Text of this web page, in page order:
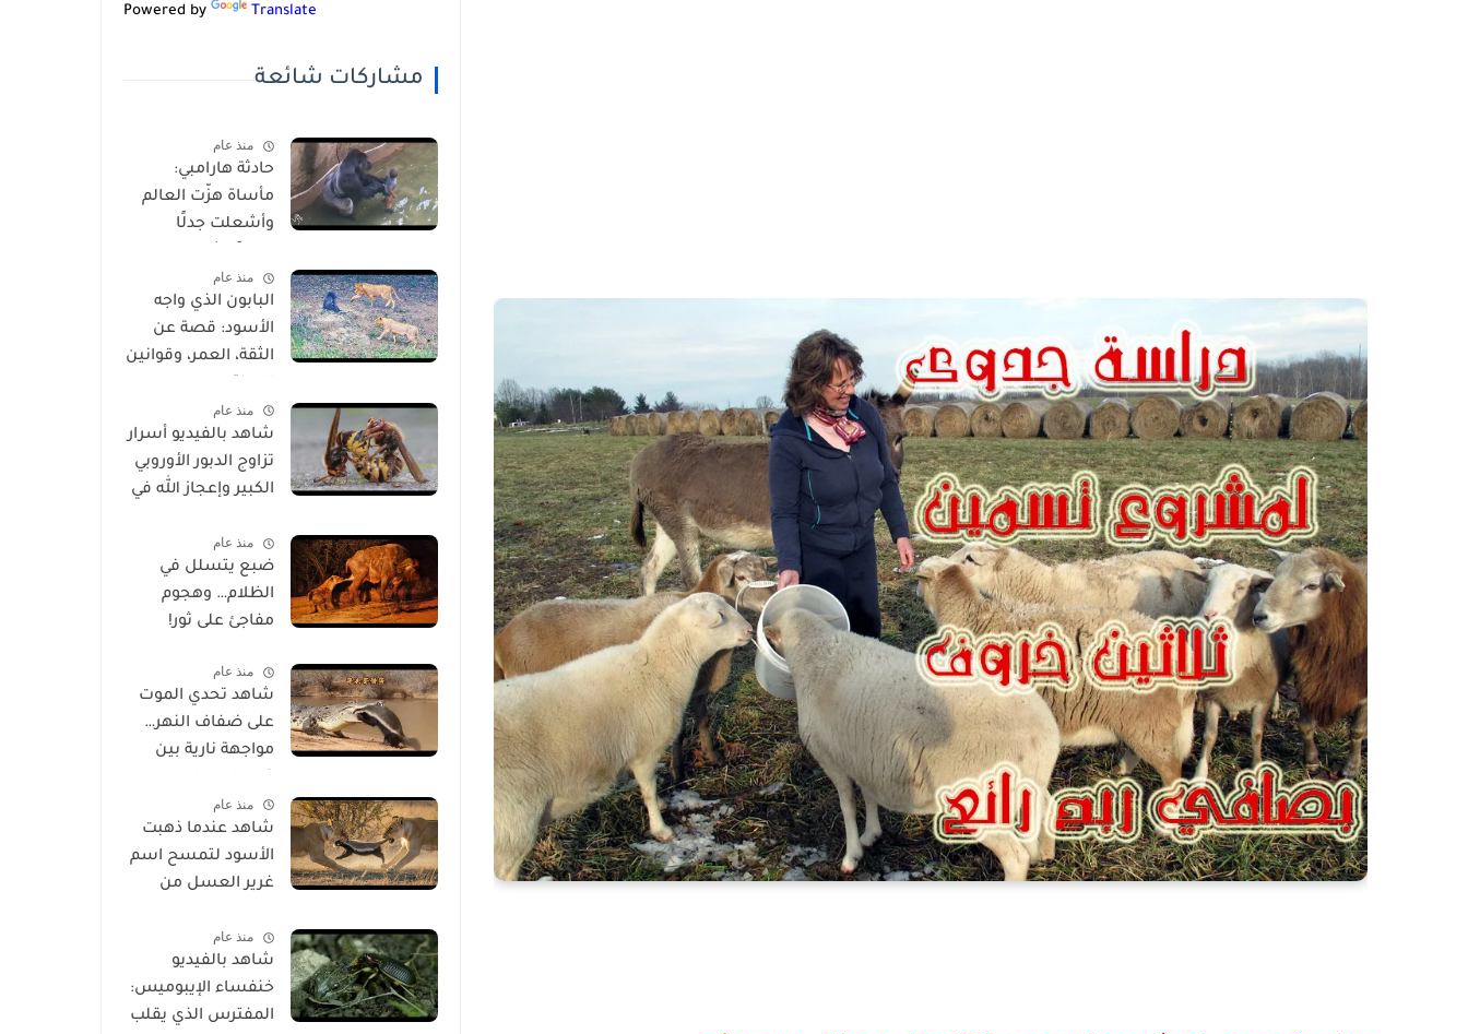
Powered by Translate
مشاركات شائعة
منذ عام
حادثة هارامبي:
مأساة هزّت العالم
وأشعلت جدلًا
بالفيديو
منذ عام
البابون الذي واجه
الأسود: قصة عن
الثقة، العمر، وقوانين
منذ عام
شاهد بالفيديو أسرار
تزاوج الدبور الأوروبي
الكبير وإعجاز الله في
منذ عام
ضبع يتسلل في
الظلام… وهجوم
مفاجئ على ثور!
منذ عام
شاهد تحدي الموت
على ضفاف النهر…
مواجهة نارية بين
وتمساح شرس
منذ عام
شاهد عندما ذهبت
الأسود لتمسح اسم
غرير العسل من
منذ عام
شاهد بالفيديو
خنفساء الإيبوميس:
المفترس الذي يقلب